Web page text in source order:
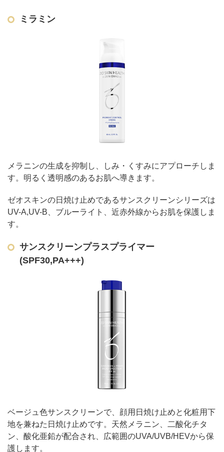
ミラミン
メラニンの生成を抑制し、しみ・くすみにアプローチしま
す。明るく透明感のあるお肌へ導きます。
ゼオスキンの日焼け止めであるサンスクリーンシリーズは
UV-A,UV-B、ブルーライト、近赤外線からお肌を保護しま
す。
サンスクリーンプラスプライマー
(SPF30,PA+++)
ベージュ色サンスクリーンで、顔用日焼け止めと化粧用下
地を兼ねた日焼け止めです。天然メラニン、二酸化チタ
ン、酸化亜鉛が配合され、広範囲のUVA/UVB/HEVから保
護します。